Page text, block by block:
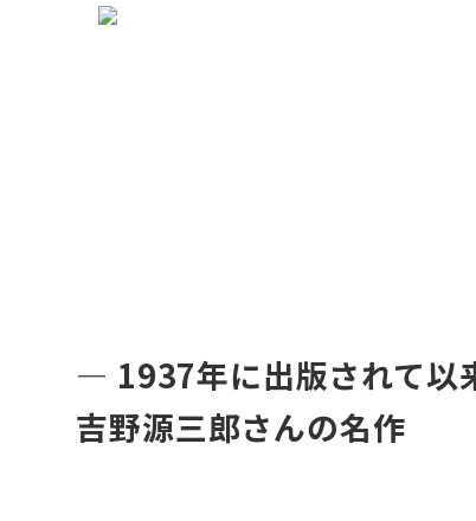
・
― 1937年に出版されて以
吉野源三郎さんの名作